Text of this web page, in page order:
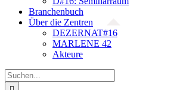
Branchenbuch
Über die Zentren
DEZERNAT#16
MARLENE 42
Akteure
Suche
nach: